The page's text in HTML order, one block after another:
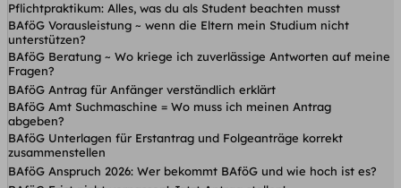
Pflichtpraktikum: Alles, was du als Student beachten musst
BAföG Vorausleistung ~ wenn die Eltern mein Studium nicht
unterstützen?
BAföG Beratung ~ Wo kriege ich zuverlässige Antworten auf meine
Fragen?
BAföG Antrag für Anfänger verständlich erklärt
BAföG Amt Suchmaschine = Wo muss ich meinen Antrag
abgeben?
BAföG Unterlagen für Erstantrag und Folgeanträge korrekt
zusammenstellen
BAföG Anspruch 2026: Wer bekommt BAföG und wie hoch ist es?